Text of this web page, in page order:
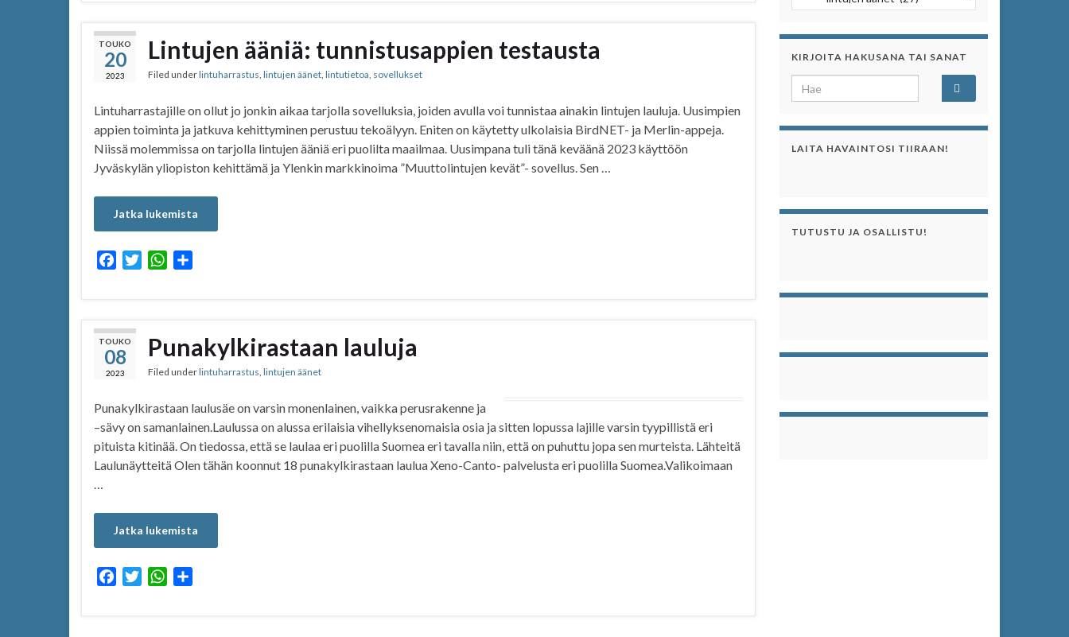
o
k
p
TOUKO
20
2023
Lintujen ääniä: tunnistusappien testausta
Filed underlintuharrastus, lintujen äänet, lintutietoa, sovellukset
Lintuharrastajille on ollut jo jonkin aikaa tarjolla sovelluksia, joiden avulla voi tunnistaa ainakin lintujen lauluja. Uusimpien
appien toiminta ja jatkuva kehittyminen perustuu tekoälyyn. Eniten on käytetty ulkolaisia BirdNET- ja Merlin-appeja.
Niissä molemmissa on tarjolla lintujen ääniä eri puolilta maailmaa. Uusimpana tuli tänä keväänä 2023 käyttöön
Jyväskylän yliopiston kehittämä ja Ylenkin markkinoima ”Muuttolintujen kevät”- sovellus. Sen …
Jatka lukemista
c
e
b
o
o
i
t
W
a
t
A
p
a
r
TOUKO
08
2023
Punakylkirastaan lauluja
Filed underlintuharrastus, lintujen äänet
Punakylkirastaan laulusäe on varsin monenlainen, vaikka perusrakenne ja
–sävy on samanlainen.Laulussa on alussa erilaisia vihellyksenomaisia osia ja sitten lopussa lajille varsin tyypillistä eri
pituista kitinää. On tiedossa, että se laulaa eri puolilla Suomea eri tavalla niin, että on puhuttu jopa sen murteista. Lähteitä
Laulunäytteitä Olen tähän koonnut 18 punakylkirastaan laulua Xeno-Canto- palvelusta eri puolilla Suomea.Valikoimaan
…
Jatka lukemista
c
i
W
a
a
KIRJOITA HAKUSANA TAI SANAT
Search for:
LAITA HAVAINTOSI TIIRAAN!
TUTUSTU JA OSALLISTU!